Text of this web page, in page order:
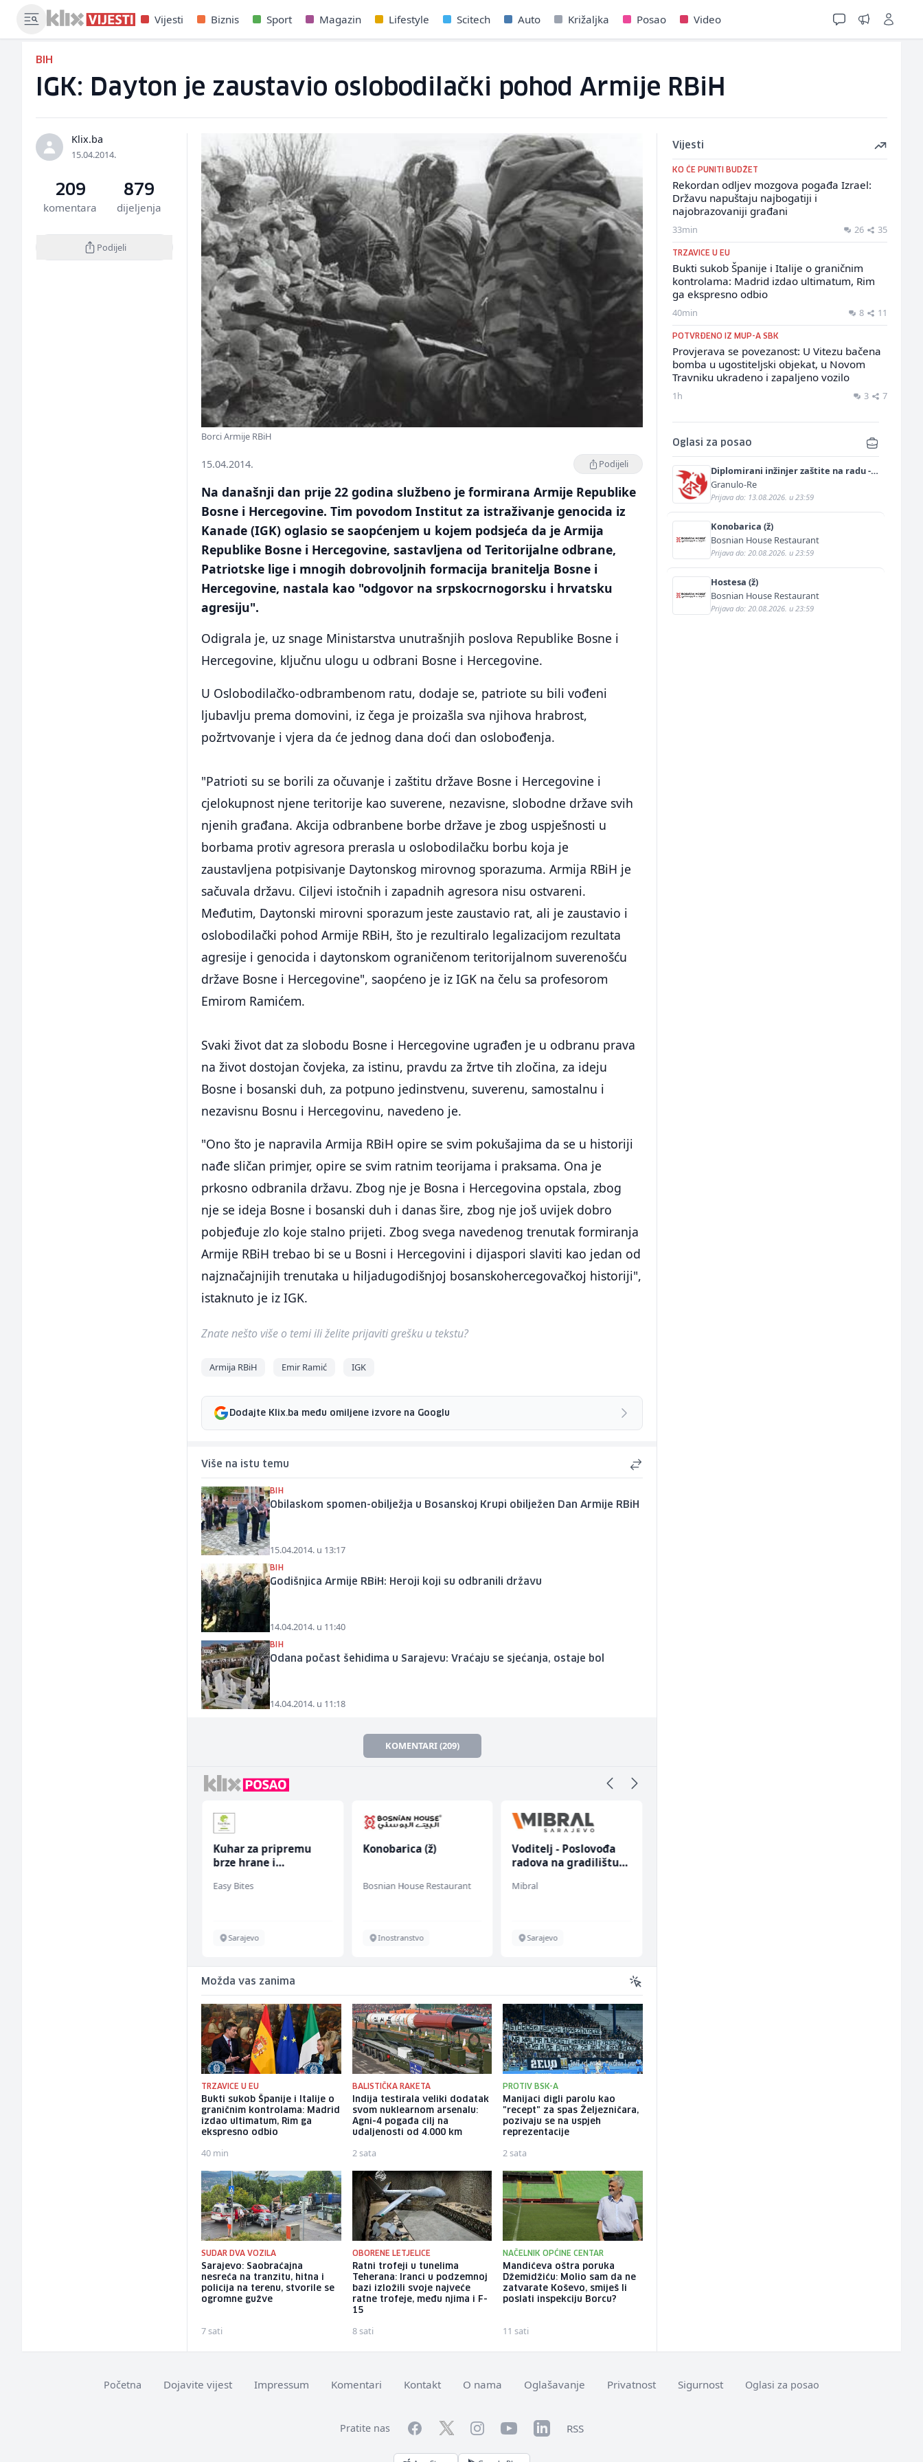
Vijesti Biznis Sport Magazin Lifestyle Scitech Auto Križaljka Posao Video
BIH
IGK: Dayton je zaustavio oslobodilački pohod Armije RBiH
Klix.ba
15.04.2014.
209
komentara
879
dijeljenja
Podijeli
Borci Armije RBiH
15.04.2014. Podijeli
Na današnji dan prije 22 godina službeno je formirana Armije Republike
Bosne i Hercegovine. Tim povodom Institut za istraživanje genocida iz
Kanade (IGK) oglasio se saopćenjem u kojem podsjeća da je Armija
Republike Bosne i Hercegovine, sastavljena od Teritorijalne odbrane,
Patriotske lige i mnogih dobrovoljnih formacija branitelja Bosne i
Hercegovine, nastala kao "odgovor na srpskocrnogorsku i hrvatsku
agresiju".
Odigrala je, uz snage Ministarstva unutrašnjih poslova Republike Bosne i
Hercegovine, ključnu ulogu u odbrani Bosne i Hercegovine.
U Oslobodilačko-odbrambenom ratu, dodaje se, patriote su bili vođeni
ljubavlju prema domovini, iz čega je proizašla sva njihova hrabrost,
požrtvovanje i vjera da će jednog dana doći dan oslobođenja.
"Patrioti su se borili za očuvanje i zaštitu države Bosne i Hercegovine i
cjelokupnost njene teritorije kao suverene, nezavisne, slobodne države svih
njenih građana. Akcija odbranbene borbe države je zbog uspješnosti u
borbama protiv agresora prerasla u oslobodilačku borbu koja je
zaustavljena potpisivanje Daytonskog mirovnog sporazuma. Armija RBiH je
sačuvala državu. Ciljevi istočnih i zapadnih agresora nisu ostvareni.
Međutim, Daytonski mirovni sporazum jeste zaustavio rat, ali je zaustavio i
oslobodilački pohod Armije RBiH, što je rezultiralo legalizacijom rezultata
agresije i genocida i daytonskom ograničenom teritorijalnom suverenošću
države Bosne i Hercegovine", saopćeno je iz IGK na čelu sa profesorom
Emirom Ramićem.
Svaki život dat za slobodu Bosne i Hercegovine ugrađen je u odbranu prava
na život dostojan čovjeka, za istinu, pravdu za žrtve tih zločina, za ideju
Bosne i bosanski duh, za potpuno jedinstvenu, suverenu, samostalnu i
nezavisnu Bosnu i Hercegovinu, navedeno je.
"Ono što je napravila Armija RBiH opire se svim pokušajima da se u historiji
nađe sličan primjer, opire se svim ratnim teorijama i praksama. Ona je
prkosno odbranila državu. Zbog nje je Bosna i Hercegovina opstala, zbog
nje se ideja Bosne i bosanski duh i danas šire, zbog nje još uvijek dobro
pobjeđuje zlo koje stalno prijeti. Zbog svega navedenog trenutak formiranja
Armije RBiH trebao bi se u Bosni i Hercegovini i dijaspori slaviti kao jedan od
najznačajnijih trenutaka u hiljadugodišnjoj bosanskohercegovačkoj historiji",
istaknuto je iz IGK.
Znate nešto više o temi ili želite prijaviti grešku u tekstu?
Armija RBiH Emir Ramić IGK
Dodajte Klix.ba među omiljene izvore na Googlu
Više na istu temu
BIH
Obilaskom spomen-obilježja u Bosanskoj Krupi obilježen Dan Armije RBiH
15.04.2014. u 13:17
BIH
Godišnjica Armije RBiH: Heroji koji su odbranili državu
14.04.2014. u 11:40
BIH
Odana počast šehidima u Sarajevu: Vraćaju se sjećanja, ostaje bol
14.04.2014. u 11:18
KOMENTARI (209)
Kuhar za pripremu
brze hrane i
ž)
Easy Bites
Sarajevo
Konobarica (ž)
Bosnian House Restaurant
Inostranstvo
Voditelj - Poslovođa
radova na gradilištu
Mibral
Sarajevo
Možda vas zanima
TRZAVICE U EU
Bukti sukob Španije i Italije o
graničnim kontrolama: Madrid
izdao ultimatum, Rim ga
ekspresno odbio
40 min
BALISTIČKA RAKETA
Indija testirala veliki dodatak
svom nuklearnom arsenalu:
Agni-4 pogađa cilj na
udaljenosti od 4.000 km
2 sata
PROTIV BSK-A
Manijaci digli parolu kao
"recept" za spas Željezničara,
pozivaju se na uspjeh
reprezentacije
2 sata
SUDAR DVA VOZILA
Sarajevo: Saobraćajna
nesreća na tranzitu, hitna i
policija na terenu, stvorile se
ogromne gužve
7 sati
OBORENE LETJELICE
Ratni trofeji u tunelima
Teherana: Iranci u podzemnoj
bazi izložili svoje najveće
ratne trofeje, među njima i F-
15
8 sati
NAČELNIK OPĆINE CENTAR
Mandićeva oštra poruka
Džemidžiću: Molio sam da ne
zatvarate Koševo, smiješ li
poslati inspekciju Borcu?
11 sati
Vijesti
KO ĆE PUNITI BUDŽET
Rekordan odljev mozgova pogađa Izrael:
Državu napuštaju najbogatiji i
najobrazovaniji građani
33min 26 35
TRZAVICE U EU
Bukti sukob Španije i Italije o graničnim
kontrolama: Madrid izdao ultimatum, Rim
ga ekspresno odbio
40min 8 11
POTVRĐENO IZ MUP-A SBK
Provjerava se povezanost: U Vitezu bačena
bomba u ugostiteljski objekat, u Novom
Travniku ukradeno i zapaljeno vozilo
1h 3 7
Oglasi za posao
Diplomirani inžinjer zaštite na radu -
Bachelor inžinjer sigurnosti i pomoći
(m/ž)
Granulo-Re
Prijava do: 13.08.2026. u 23:59
Konobarica (ž)
Bosnian House Restaurant
Prijava do: 20.08.2026. u 23:59
Hostesa (ž)
Bosnian House Restaurant
Prijava do: 20.08.2026. u 23:59
Početna Dojavite vijest Impressum Komentari Kontakt O nama Oglašavanje Privatnost Sigurnost Oglasi za posao
Pratite nas FacebookTwitterInstagramYouTubeLinkedInRSS